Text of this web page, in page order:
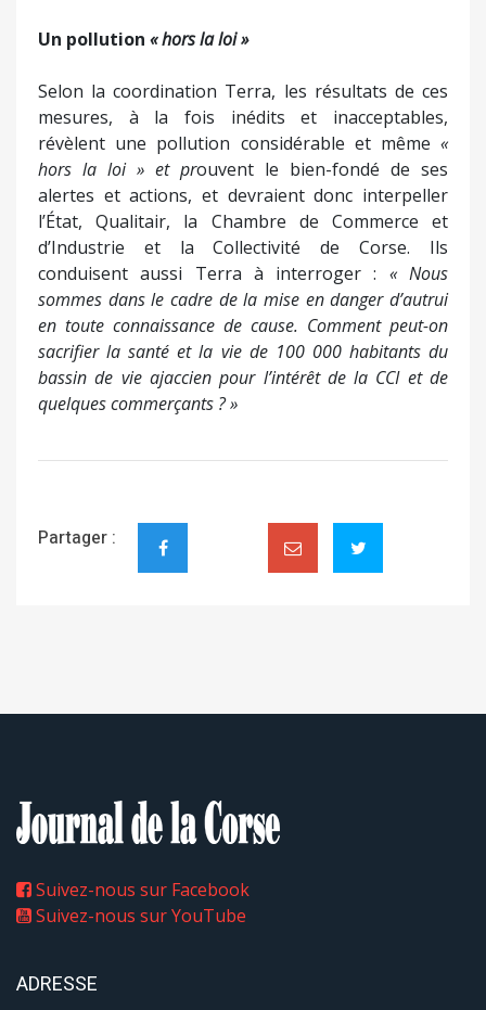
Un pollution « hors la loi »
Selon la coordination Terra, les résultats de ces
mesures, à la fois inédits et inacceptables,
révèlent une pollution considérable et même «
hors la loi » et prouvent le bien-fondé de ses
alertes et actions, et devraient donc interpeller
l’État, Qualitair, la Chambre de Commerce et
d’Industrie et la Collectivité de Corse. Ils
conduisent aussi Terra à interroger : « Nous
sommes dans le cadre de la mise en danger d’autrui
en toute connaissance de cause. Comment peut-on
sacrifier la santé et la vie de 100 000 habitants du
bassin de vie ajaccien pour l’intérêt de la CCI et de
quelques commerçants ? »
Partager :
Suivez-nous sur Facebook
Suivez-nous sur YouTube
ADRESSE